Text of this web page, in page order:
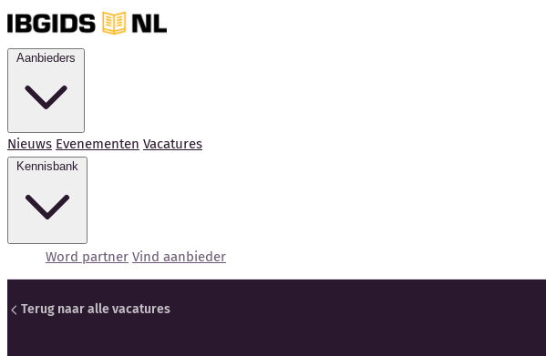
Nieuws Evenementen Vacatures
Word partner Vind aanbieder
Terug naar alle vacatures